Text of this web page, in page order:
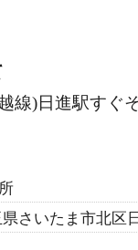
線)日進駅すぐ
さいたま市北区